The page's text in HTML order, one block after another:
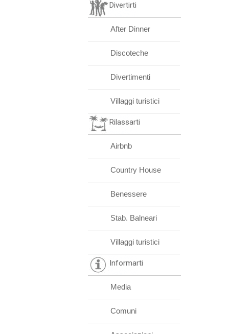
Divertirti
After Dinner
Discoteche
Divertimenti
Villaggi turistici
Rilassarti
Airbnb
Country House
Benessere
Stab. Balneari
Villaggi turistici
Informarti
Media
Comuni